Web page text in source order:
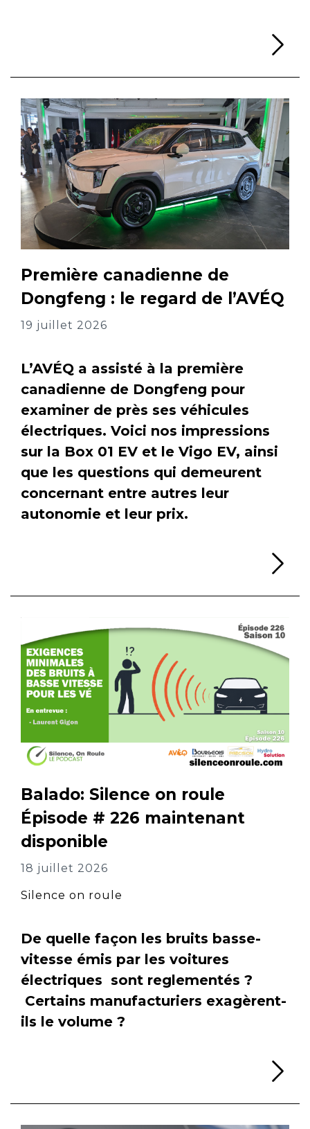
Première canadienne de
Dongfeng : le regard de l’AVÉQ
19 juillet 2026
L’AVÉQ a assisté à la première
canadienne de Dongfeng pour
examiner de près ses véhicules
électriques. Voici nos impressions
sur la Box 01 EV et le Vigo EV, ainsi
que les questions qui demeurent
concernant entre autres leur
autonomie et leur prix.
Balado: Silence on roule
Épisode # 226 maintenant
disponible
18 juillet 2026
Silence on roule
De quelle façon les bruits basse-
vitesse émis par les voitures
électriques sont reglementés ?
Certains manufacturiers exagèrent-
ils le volume ?